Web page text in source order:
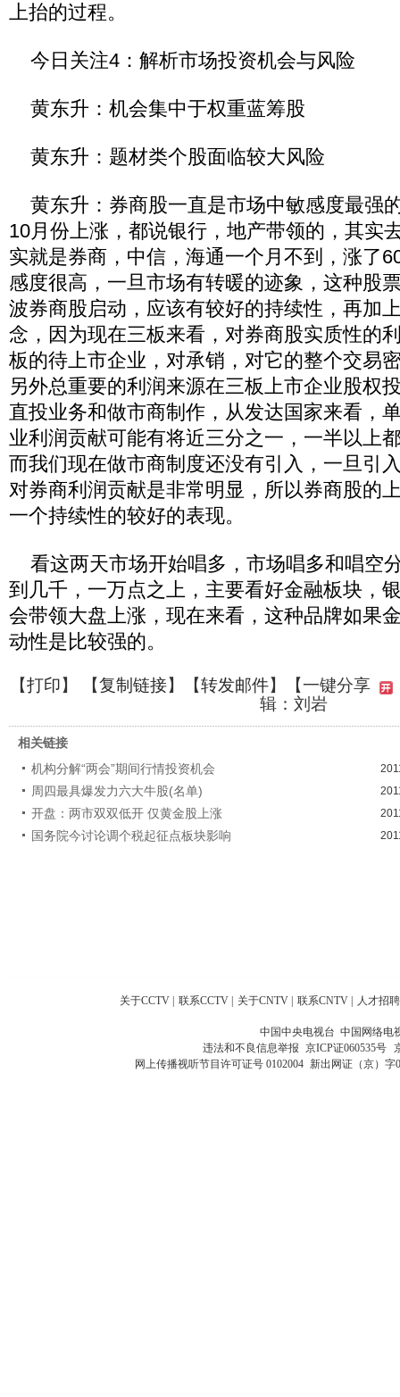
上抬的过程。
今日关注4：解析市场投资机会与风险
黄东升：机会集中于权重蓝筹股
黄东升：题材类个股面临较大风险
黄东升：券商股一直是市场中敏感度最强
10月份上涨，都说银行，地产带领的，其实
实就是券商，中信，海通一个月不到，涨了
感度很高，一旦市场有转暖的迹象，这种股
波券商股启动，应该有较好的持续性，再加
念，因为现在三板来看，对券商股实质性的
板的待上市企业，对承销，对它的整个交易
另外总重要的利润来源在三板上市企业股权
直投业务和做市商制作，从发达国家来看，
业利润贡献可能有将近三分之一，一半以上
而我们现在做市商制度还没有引入，一旦引
对券商利润贡献是非常明显，所以券商股的
一个持续性的较好的表现。
看这两天市场开始唱多，市场唱多和唱空
到几千，一万点之上，主要看好金融板块，
会带领大盘上涨，现在来看，这种品牌如果
动性是比较强的。
【打印】 【复制链接】【转发邮件】
【一键分享
辑：刘岩
相关链接
机构分解“两会”期间行情投资机会
周四最具爆发力六大牛股(名单)
开盘：两市双双低开 仅黄金股上涨
国务院今讨论调个税起征点板块影响
关于CCTV | 联系CCTV | 关于CNTV | 联系CNTV | 人才招聘
中国中央电视台 中国网络电
违法和不良信息举报 京ICP证060535号
网上传播视听节目许可证号 0102004 新出网证（京）